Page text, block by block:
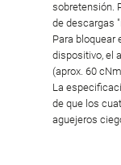
sobretensión.
de descargas
Para bloquear
dispositivo, el
(aprox. 60
La
de que los
aguejeros